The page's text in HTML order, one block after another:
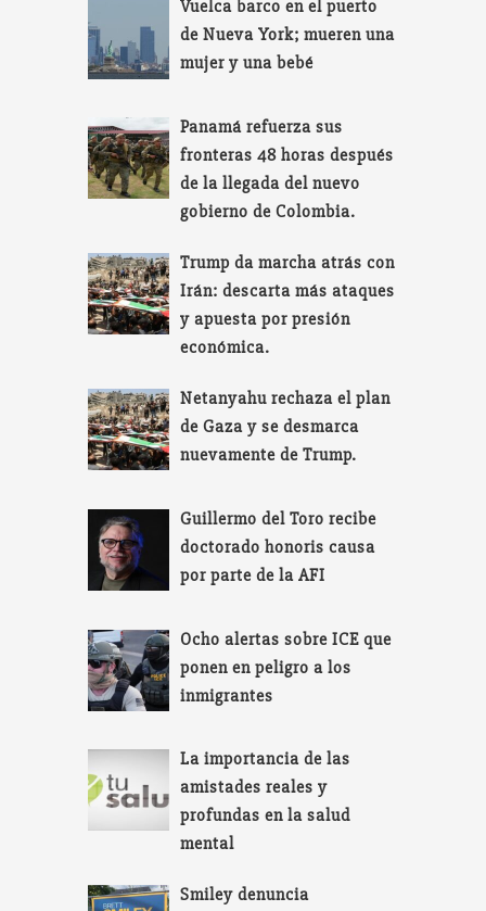
Vuelca barco en el puerto
de Nueva York; mueren una
mujer y una bebé
Panamá refuerza sus
fronteras 48 horas después
de la llegada del nuevo
gobierno de Colombia.
Trump da marcha atrás con
Irán: descarta más ataques
y apuesta por presión
económica.
Netanyahu rechaza el plan
de Gaza y se desmarca
nuevamente de Trump.
Guillermo del Toro recibe
doctorado honoris causa
por parte de la AFI
Ocho alertas sobre ICE que
ponen en peligro a los
inmigrantes
La importancia de las
amistades reales y
profundas en la salud
mental
Smiley denuncia